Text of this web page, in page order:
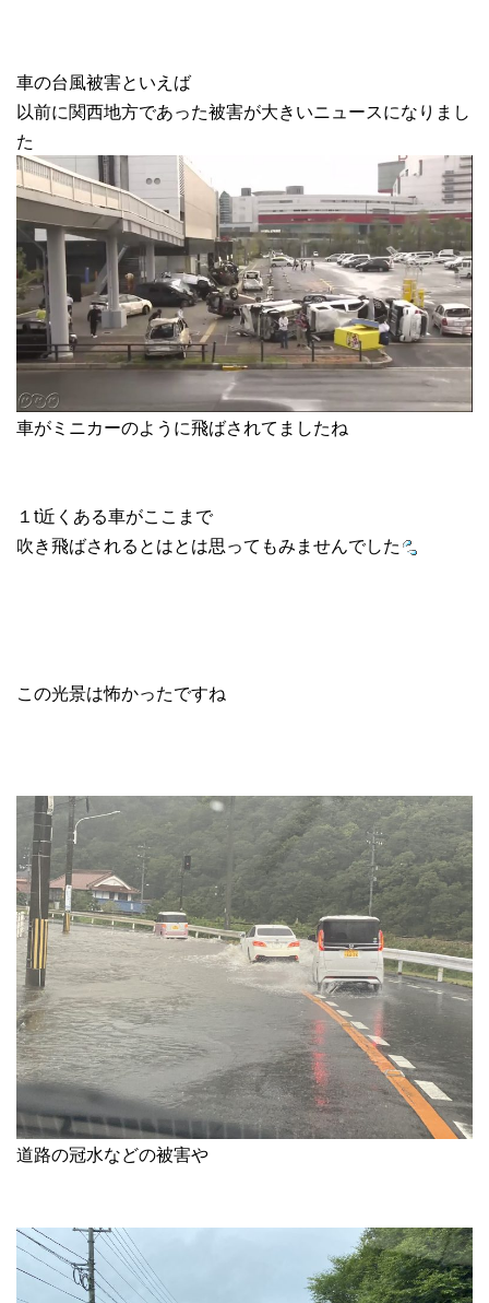
車の台風被害といえば
以前に関西地方であった被害が大きいニュースになりまし
た
車がミニカーのように飛ばされてましたね
１t近くある車がここまで
吹き飛ばされるとはとは思ってもみませんでした
この光景は怖かったですね
道路の冠水などの被害や